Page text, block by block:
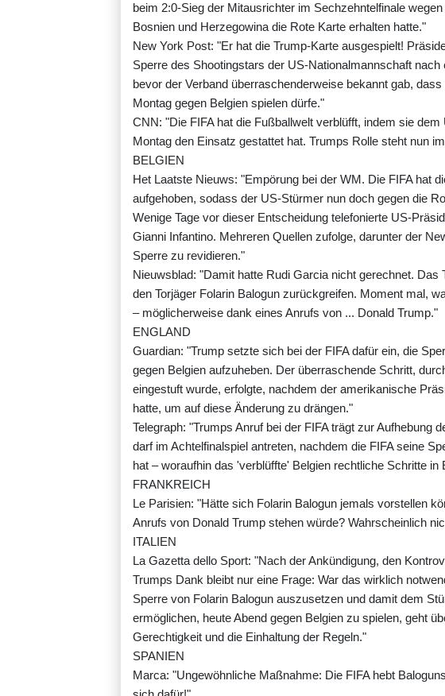
beim 2:0-Sieg der Mitausrichter im Sechzehntelfinale
Bosnien und Herzegowina die Rote Karte erhalten hatte."
New York Post: "Er hat die Trump-Karte ausgespielt!
Sperre des Shootingstars der US-Nationalmannschaft
bevor der Verband überraschenderweise bekannt gab,
Montag gegen Belgien spielen dürfe."
CNN: "Die FIFA hat die Fußballwelt verblüfft, indem sie
Montag den Einsatz gestattet hat. Trumps Rolle steht nun
BELGIEN
Het Laatste Nieuws: "Empörung bei der WM. Die FIFA hat
aufgehoben, sodass der US-Stürmer nun doch gegen die
Wenige Tage vor dieser Entscheidung telefonierte US-
Gianni Infantino. Mehreren Quellen zufolge, darunter der
Sperre zu revidieren."
Nieuwsblad: "Damit hatte Rudi Garcia nicht gerechnet. Das
den Torjäger Folarin Balogun zurückgreifen. Moment mal,
– möglicherweise dank eines Anrufs von ... Donald Trump."
ENGLAND
Guardian: "Trump setzte sich bei der FIFA dafür ein, die
gegen Belgien aufzuheben. Der überraschende Schritt,
eingestuft wurde, erfolgte, nachdem der amerikanische
hatte, um auf diese Änderung zu drängen."
Telegraph: "Trumps Anruf bei der FIFA trägt zur Aufhebung
darf im Achtelfinalspiel antreten, nachdem die FIFA seine
hat – woraufhin das 'verblüffte' Belgien rechtliche Schritte in
FRANKREICH
Le Parisien: "Hätte sich Folarin Balogun jemals vorstellen
Anrufs von Donald Trump stehen würde? Wahrscheinlich
ITALIEN
La Gazetta dello Sport: "Nach der Ankündigung, den
Trumps Dank bleibt nur eine Frage: War das wirklich
Sperre von Folarin Balogun auszusetzen und damit dem
ermöglichen, heute Abend gegen Belgien zu spielen, geht
Gerechtigkeit und die Einhaltung der Regeln."
SPANIEN
Marca: "Ungewöhnliche Maßnahme: Die FIFA hebt